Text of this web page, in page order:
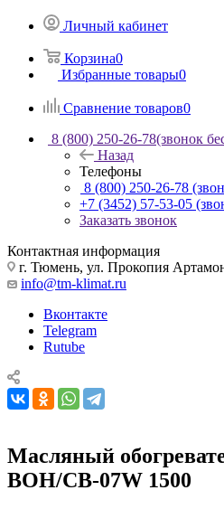
Личный кабинет
Корзина0
Избранные товары0
Сравнение товаров0
8 (800) 250-26-78(звонок
Назад
Телефоны
8 (800) 250-26-78
+7 (3452) 57-53-05
Заказать звонок
Контактная информация
г. Тюмень, ул. Прокопия
info@tm-klimat.ru
Вконтакте
Telegram
Rutube
Масляный
BOH/CB-07W 1500